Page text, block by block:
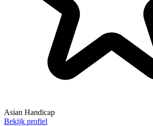
Asian Handicap
Bekijk profiel